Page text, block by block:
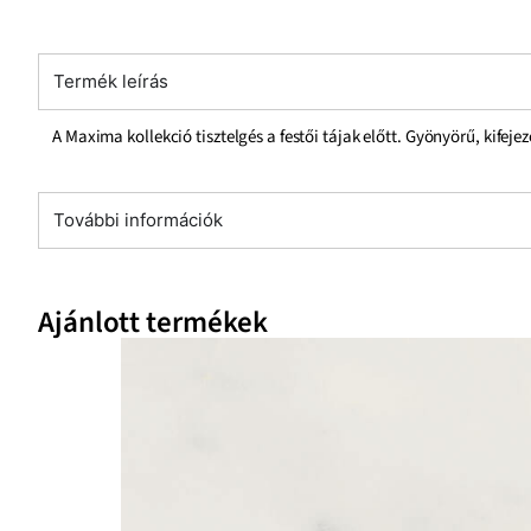
Termék leírás
A Maxima kollekció tisztelgés a festői tájak előtt. Gyönyörű,
További információk
Ajánlott termékek